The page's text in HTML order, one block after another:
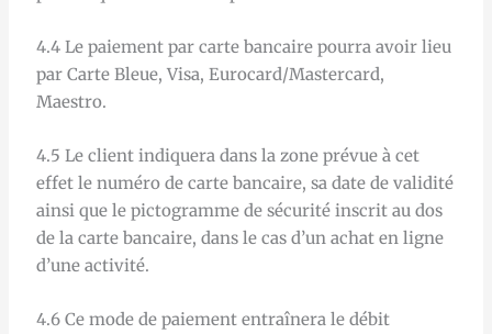
4.4 Le paiement par carte bancaire pourra avoir lieu
par Carte Bleue, Visa, Eurocard/Mastercard,
Maestro.
4.5 Le client indiquera dans la zone prévue à cet
effet le numéro de carte bancaire, sa date de validité
ainsi que le pictogramme de sécurité inscrit au dos
de la carte bancaire, dans le cas d’un achat en ligne
d’une activité.
4.6 Ce mode de paiement entraînera le débit